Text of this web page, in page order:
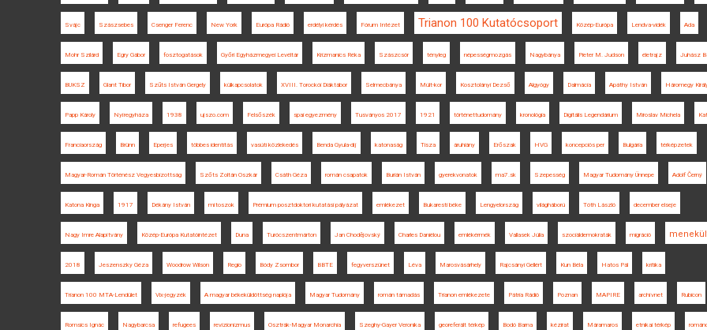
Svájc Szászsebes Csenger Ferenc New York Európa Rádió erdélyi kérdés Fórum Intézet Trianon 100 Kutatócsoport Közép-Európa Lendva-vidék Ada
Mohr Szilárd Egry Gábor fosztogatások Győri Egyházmegyei Levéltár Krizmanics Réka Szászcsór tényleg népességmozgás Nagybánya Pieter M. Judson életrajz Juhász
BUKSZ Glant Tibor Szűts István Gergely külkapcsolatok XVIII. Torockói Diáktábor Selmecbánya Múlt-kor Kosztolányi Dezső Algyógy Dalmácia Apáthy István Háromegy
Papp Károly Nyíregyháza 1938 ujszo.com Felsőszék spai egyezmény Tusványos 2017 1921 történettudomány kronológia Digitális Legendárium Miroslav Michela
Franciaország Brünn Eperjes többes identitás vasúti közlekedés Benda Gyula-díj katonaság Tisza áruhiány Erőszak HVG koncepciós per Bulgária térképzetek
Magyar-Román Történész Vegyesbizottság Szőts Zoltán Oszkár Csáth Géza román csapatok Burián István gyerekvonatok ma7.sk Szepesség Magyar Tudomány Ünnepe Adolf Černý
Katona Kinga 1917 Dékány István mítoszok Prémium posztdoktori kutatási pályázat emlékezet Bukaresti béke Lengyelország világháború Tóth László december elseje
Nagy Imre Alapítvány Közép-Európa Kutatóintézet Duna Turócszentmárton Jan Chodějovský Charles Daniélou emlékérmék Vallasek Júlia szociáldemokraták migráció
2018 Jeszenszky Géza Woodrow Wilson Regio Bódy Zsombor BBTE fegyverszünet Léva Marosvásárhely Rajcsányi Gellért Kun Béla Hatos Pál kritika
Trianon 100 MTA-Lendület Vix-jegyzék A magyar békeküldöttség naplója Magyar Tudomány román támadás Trianon emlékezete Pátria Rádió Poznan MAPIRE archívnet Rubicon
Romsics Ignác Nagybarcsa refugees revizionizmus Osztrák-Magyar Monarchia Szeghy-Gayer Veronika georeferált térkép Bodó Barna kézirat Máramaros etnikai térkép